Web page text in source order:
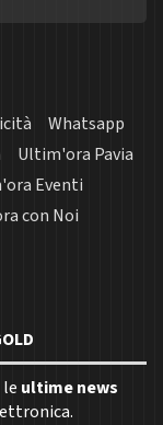
Whatsapp
Ultim'ora Pavia
Eventi
con Noi
ultime news